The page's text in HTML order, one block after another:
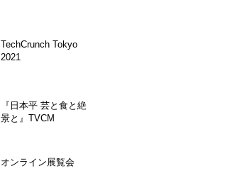
TechCrunch Tokyo
2021
『日本平 芸と食と絶
景と』TVCM
オンライン展覧会